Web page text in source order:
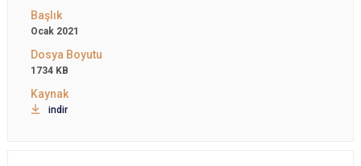
Ocak 2021
1734 KB
indir